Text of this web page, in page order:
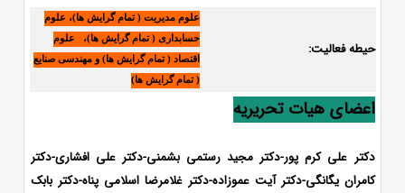
حیطه فعالیت:
علوم مدیریت ( تمام گرایش ها)، علوم
حسابداری ( تمام گرایش ها)، علوم
اقتصاد ( تمام گرایش ها) و مهندسی صنایع
( تمام گرایش ها)
اعضای هیات تحریریه
دکتر علی کرم پور-دکتر مجید رستمی بشمنی-دکتر علی افشاری-دکتر
کامران یگانگی-دکتر آیت عموزاده-دکتر غلامرضا اسلامی پناه-دکتر بابک